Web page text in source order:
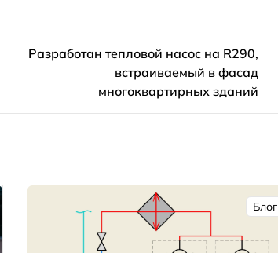
Разработан тепловой насос на R290,
встраиваемый в фасад
многоквартирных зданий
Блог